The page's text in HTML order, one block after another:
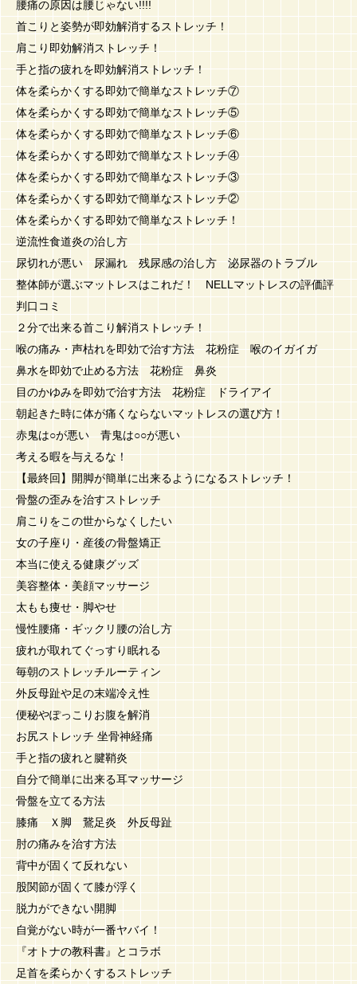
腰痛の原因は腰じゃない!!!!
首こりと姿勢が即効解消するストレッチ！
肩こり即効解消ストレッチ！
手と指の疲れを即効解消ストレッチ！
体を柔らかくする即効で簡単なストレッチ⑦
体を柔らかくする即効で簡単なストレッチ⑤
体を柔らかくする即効で簡単なストレッチ⑥
体を柔らかくする即効で簡単なストレッチ④
体を柔らかくする即効で簡単なストレッチ③
体を柔らかくする即効で簡単なストレッチ②
体を柔らかくする即効で簡単なストレッチ！
逆流性食道炎の治し方
尿切れが悪い 尿漏れ 残尿感の治し方 泌尿器のトラブル
整体師が選ぶマットレスはこれだ！ NELLマットレスの評価評
判口コミ
２分で出来る首こり解消ストレッチ！
喉の痛み・声枯れを即効で治す方法 花粉症 喉のイガイガ
鼻水を即効で止める方法 花粉症 鼻炎
目のかゆみを即効で治す方法 花粉症 ドライアイ
朝起きた時に体が痛くならないマットレスの選び方！
赤鬼は○が悪い 青鬼は○○が悪い
考える暇を与えるな！
【最終回】開脚が簡単に出来るようになるストレッチ！
骨盤の歪みを治すストレッチ
肩こりをこの世からなくしたい
女の子座り・産後の骨盤矯正
本当に使える健康グッズ
美容整体・美顔マッサージ
太もも痩せ・脚やせ
慢性腰痛・ギックリ腰の治し方
疲れが取れてぐっすり眠れる
毎朝のストレッチルーティン
外反母趾や足の末端冷え性
便秘やぽっこりお腹を解消
お尻ストレッチ 坐骨神経痛
手と指の疲れと腱鞘炎
自分で簡単に出来る耳マッサージ
骨盤を立てる方法
膝痛 Ｘ脚 鵞足炎 外反母趾
肘の痛みを治す方法
背中が固くて反れない
股関節が固くて膝が浮く
脱力ができない開脚
自覚がない時が一番ヤバイ！
『オトナの教科書』とコラボ
足首を柔らかくするストレッチ